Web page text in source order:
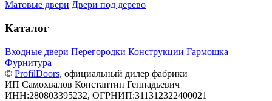
Матовые двери Двери под дерево
Каталог
Входные двери Перегородки Конструкции Гармошка
Фурнитура
© РrofilDoors, официальный дилер фабрики
ИП Самохвалов Константин Геннадьевич
ИНН:280803395232, ОГРНИП:311312322400021